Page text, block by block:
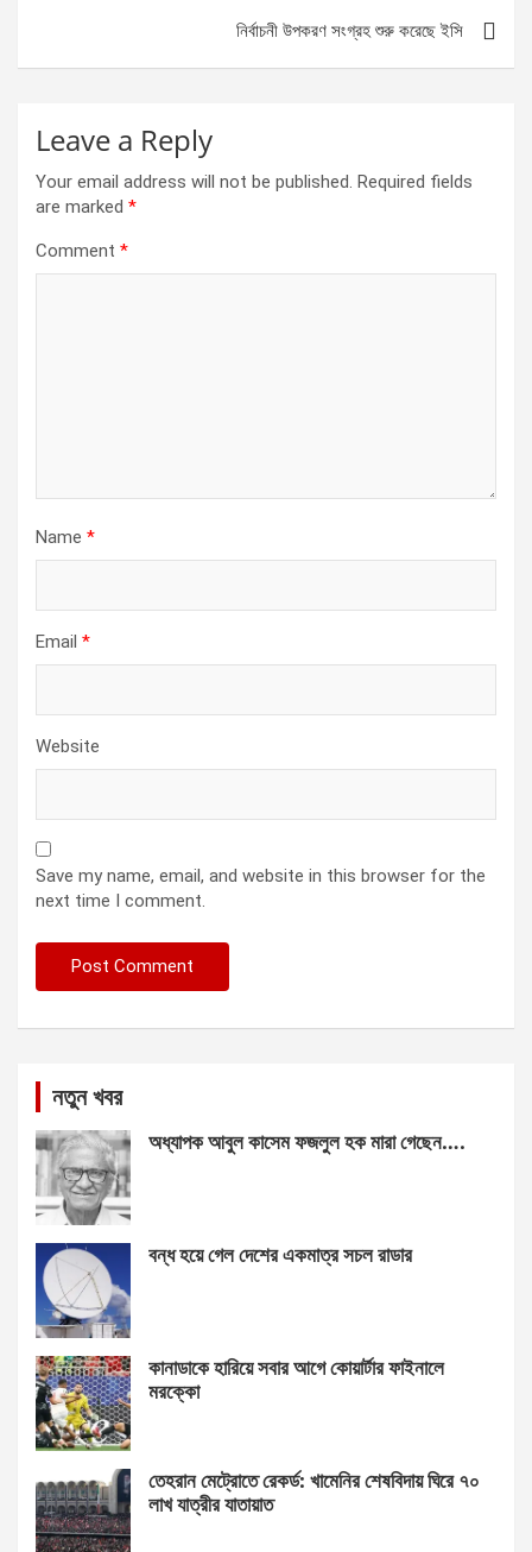
নির্বাচনী উপকরণ সংগ্রহ শুরু করেছে ইসি
Leave a Reply
Your email address will not be published. Required fields
are marked *
Comment *
Name *
Email *
Website
Save my name, email, and website in this browser for the
next time I comment.
নতুন খবর
অধ্যাপক আবুল কাসেম ফজলুল হক মারা গেছেন….
বন্ধ হয়ে গেল দেশের একমাত্র সচল রাডার
কানাডাকে হারিয়ে সবার আগে কোয়ার্টার ফাইনালে
মরক্কো
তেহরান মেট্রোতে রেকর্ড: খামেনির শেষবিদায় ঘিরে ৭০
লাখ যাত্রীর যাতায়াত